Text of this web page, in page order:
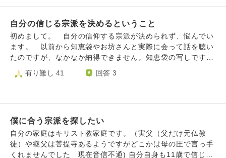
私は真言宗の信者ですが、他宗派のお寺や他宗派で開眼され
た仏像も金剛合掌をして真言を唱えていましたが、後からな
んだか気になり始めました。
自分の信じる宗派を決めるということ
初めまして。 自分の信仰する宗派が決められず、悩んでい
ます。 以前から知恵袋やお坊さんと実際に会って話を聴い
たのですが、なかなか納得できません。知恵袋の写しですが
ご指南頂けたら幸いです。 私は信州住みの高校生で、家
の宗派は浄土宗西山派(亡き祖父が山寺の住職だった)で母方
いと感じています。空海様、良忍様、明恵様、覚鑁様、道範
様、木食弾誓様、弁栄様などを尊敬、教えを学びたいと思っ
ています。 実は以前大正大学への進学計画がありました。
近所の天台寺に弟子入りするか、母方の智山寺へお願いし
有り難し 41 回答 3
僕に合う宗派を探したい
自分の家庭はキリスト教家庭です。（実父（父だけ元仏教
徒）や継父は菩提寺あるようですがどこかは母の圧で言っ手
くれませんでした 現在音信不通) 自分自身も11歳で信じて